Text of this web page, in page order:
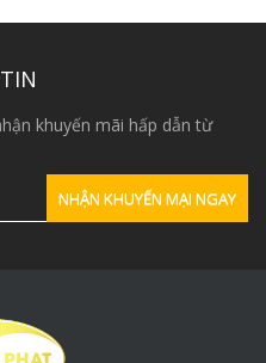
khuyến mãi hấp dẫn từ